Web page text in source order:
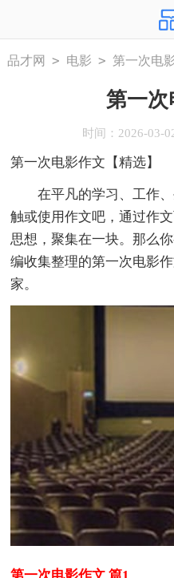
品才网 > 电影 > 第一次电
第一次
时间：2026-03-
第一次电影作文【精选】
在平凡的学习、工作、
触或使用作文吧，通过作
思想，聚集在一块。那么
编收集整理的第一次电影
家。